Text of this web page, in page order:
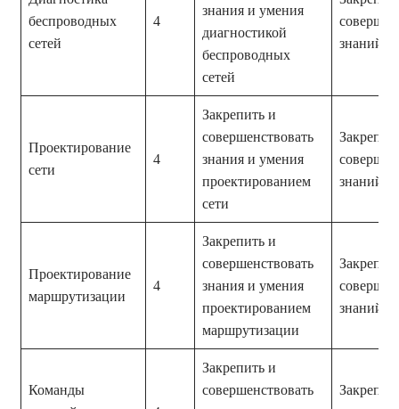
беспроводных
сетей
4
знания и умения
диагностикой
беспроводных
сетей
знаний и
Проектирование
сети
4
Закрепить и
совершенствовать
знания и умения
проектированием
сети
знаний и
Проектирование
маршрутизации
4
Закрепить и
совершенствовать
знания и умения
проектированием
маршрутизации
знаний и
Команды
Закрепить и
совершенствовать